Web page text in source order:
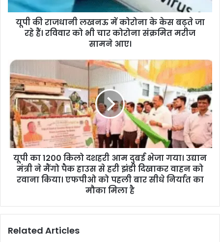
यूपी की राजधानी लखनऊ में कोरोना के केस बढ़ते जा
रहे हैं। रविवार को भी चार कोरोना संक्रमित मरीज
सामने आए।
यूपी का 1200 किलो दशहरी आम दुबई भेजा गया। उद्यान
मंत्री ने मैंगो पैक हाउस से हरी झंडी दिखाकर वाहन को
रवाना किया। एफपीओ को पहली बार सीधे निर्यात का
मौका मिला है
Related Articles